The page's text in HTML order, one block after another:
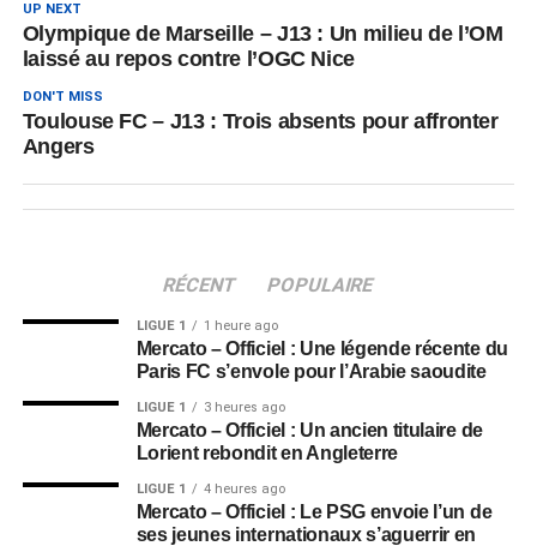
UP NEXT
Olympique de Marseille – J13 : Un milieu de l’OM
laissé au repos contre l’OGC Nice
DON'T MISS
Toulouse FC – J13 : Trois absents pour affronter
Angers
RÉCENT POPULAIRE
LIGUE 1 1 heure ago
Mercato – Officiel : Une légende récente du
Paris FC s’envole pour l’Arabie saoudite
LIGUE 1 3 heures ago
Mercato – Officiel : Un ancien titulaire de
Lorient rebondit en Angleterre
LIGUE 1 4 heures ago
Mercato – Officiel : Le PSG envoie l’un de
ses jeunes internationaux s’aguerrir en